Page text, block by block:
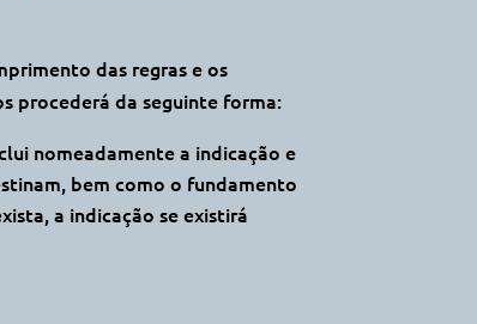
das regras e os
procederá da seguinte forma:
nomeadamente a indicação e
bem como o fundamento
a indicação se existirá